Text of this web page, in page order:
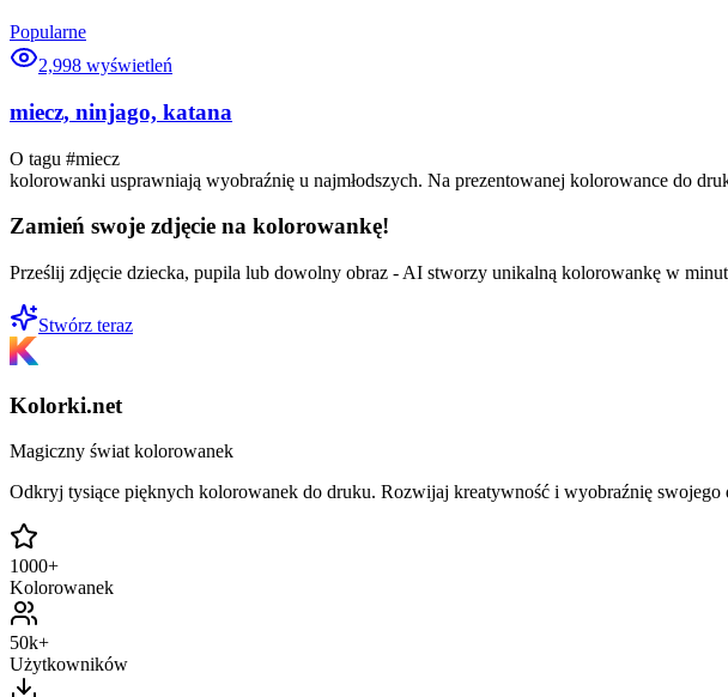
Popularne
2,998 wyświetleń
miecz, ninjago, katana
O tagu #miecz
kolorowanki usprawniają wyobraźnię u najmłodszych. Na prezentowanej kolorowance do
Zamień swoje zdjęcie na kolorowankę!
Prześlij zdjęcie dziecka, pupila lub dowolny obraz - AI stworzy unikalną kolorowankę w
Stwórz teraz
Kolorki.net
Magiczny świat kolorowanek
Odkryj tysiące pięknych kolorowanek do druku. Rozwijaj kreatywność i wyobraźnię swojego
1000+
Kolorowanek
50k+
Użytkowników